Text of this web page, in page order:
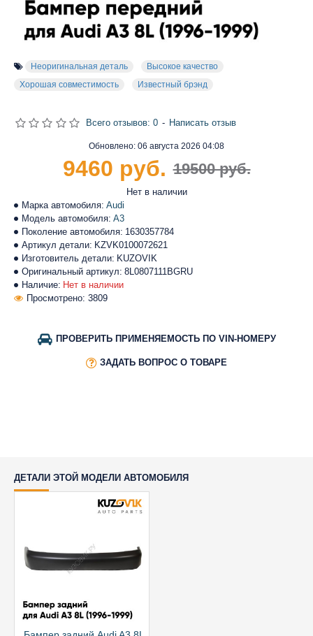
Неоригинальная деталь
Высокое качество
Хорошая совместимость
Известный брэнд
Наличие: Нет в наличии
Марка автомобиля: Audi
Модель автомобиля: A3
Поколение автомобиля: 1630357784
Артикул детали: KZVK0100072621
Изготовитель детали: KUZOVIK
Оригинальный артикул: 8L0807111BGRU
Просмотрено: 3809
Обновлено: 06 августа 2026 04:08
Нет в наличии
Всего отзывов: 0 - Написать отзыв
19500 руб.
9460 руб.
ПРОВЕРИТЬ ПРИМЕНЯЕМОСТЬ ПО VIN-НОМЕРУ
ЗАДАТЬ ВОПРОС О ТОВАРЕ
ДЕТАЛИ ЭТОЙ МОДЕЛИ АВТОМОБИЛЯ